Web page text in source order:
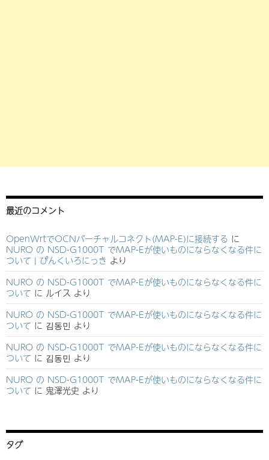
最近のコメント
OpenWrtでOCNバーチャルコネクト(MAP-E)に接続する に
NURO の NSD-G1000T でMAP-Eが使いものにならなくなる件に
ついて | ぴんくいろにっき より
NURO の NSD-G1000T でMAP-Eが使いものにならなくなる件に
ついて に ルイス より
NURO の NSD-G1000T でMAP-Eが使いものにならなくなる件に
ついて に 김동민 より
NURO の NSD-G1000T でMAP-Eが使いものにならなくなる件に
ついて に 김동민 より
NURO の NSD-G1000T でMAP-Eが使いものにならなくなる件に
ついて に 鬼澤光史 より
タグ